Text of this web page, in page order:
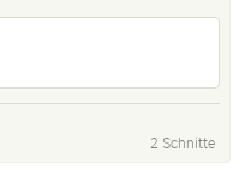
2 Schnitte